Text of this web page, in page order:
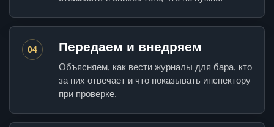
04 Передаем и внедряем
Объясняем, как вести журналы для бара, кто
за них отвечает и что показывать инспектору
при проверке.